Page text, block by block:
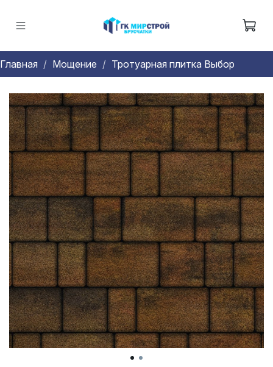
Главная Мощение Тротуарная плитка Выбор